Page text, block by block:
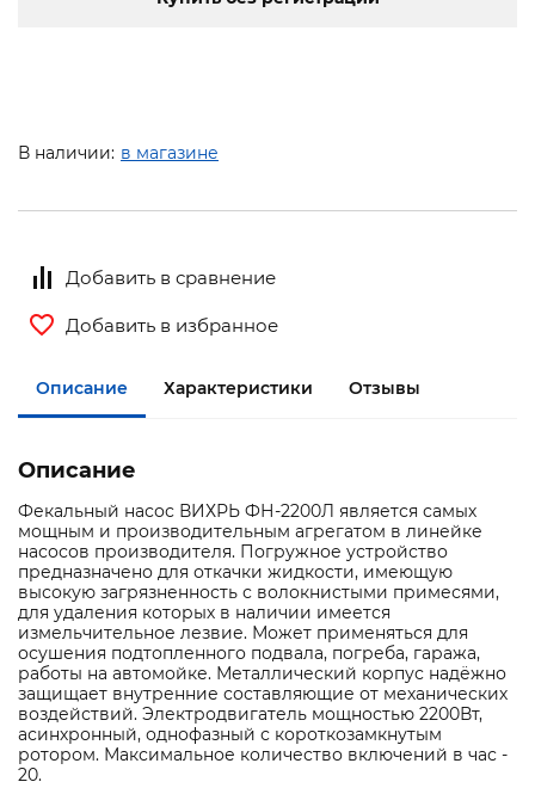
В наличии: в магазине
Добавить в сравнение
Добавить в избранное
Описание Характеристики Отзывы
Описание
Фекальный насос ВИХРЬ ФН-2200Л является самых
мощным и производительным агрегатом в линейке
насосов производителя. Погружное устройство
предназначено для откачки жидкости, имеющую
высокую загрязненность с волокнистыми примесями,
для удаления которых в наличии имеется
измельчительное лезвие. Может применяться для
осушения подтопленного подвала, погреба, гаража,
работы на автомойке. Металлический корпус надёжно
защищает внутренние составляющие от механических
воздействий. Электродвигатель мощностью 2200Вт,
асинхронный, однофазный с короткозамкнутым
ротором. Максимальное количество включений в час -
20.